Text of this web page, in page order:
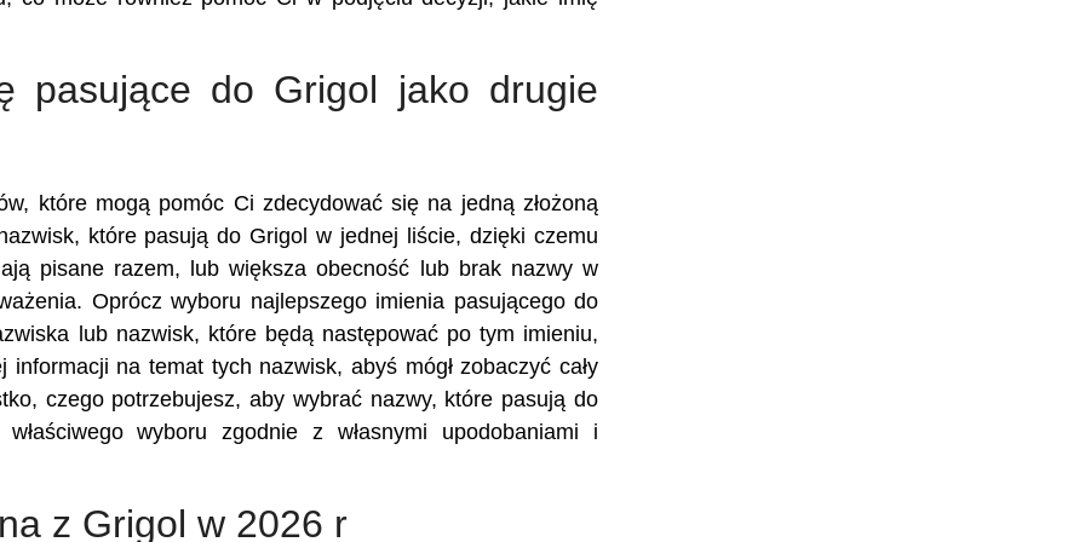
pasujące do Grigol jako drugie
które mogą pomóc Ci zdecydować się na jedną złożoną
które pasują do Grigol w jednej liście, dzięki czemu
pisane razem, lub większa obecność lub brak nazwy w
Oprócz wyboru najlepszego imienia pasującego do
lub nazwisk, które będą następować po tym imieniu,
na temat tych nazwisk, abyś mógł zobaczyć cały
czego potrzebujesz, aby wybrać nazwy, które pasują do
wyboru zgodnie z własnymi upodobaniami i
z Grigol w 2026 r